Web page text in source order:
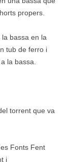
propers.
bassa en la
tub de ferro i
la bassa.
torrent que va
Fonts Fent
i